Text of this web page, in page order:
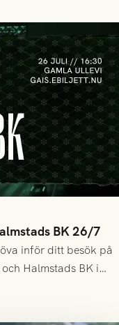
BK 26/7
inför ditt besök på
Halmstads BK i
26/7.